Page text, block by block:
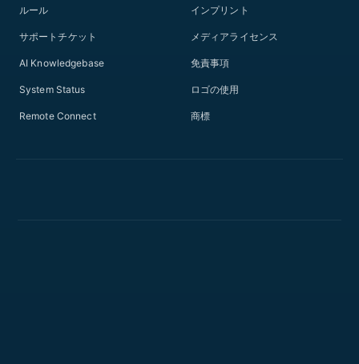
ルール
サポートチケット
AI Knowledgebase
System Status
Remote Connect
インプリント
メディアライセンス
免責事項
ロゴの使用
商標